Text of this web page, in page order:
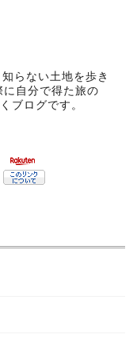
らない土地を歩き
自分で得た旅の
ブログです。